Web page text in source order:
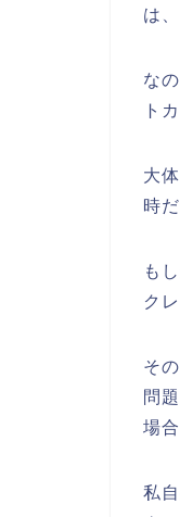
は
な
ト
大
時
も
ク
そ
問
場
私